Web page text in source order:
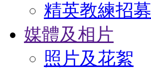
精英教練招募
媒體及相片
照片及花絮